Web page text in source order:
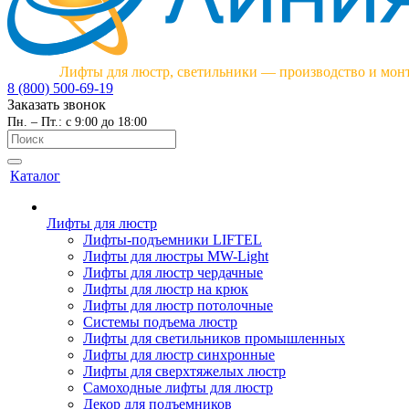
Лифты для люстр, светильники — производство и
8 (800) 500-69-19
Заказать звонок
Пн. – Пт.: с 9:00 до 18:00
Каталог
Лифты для люстр
Лифты-подъемники LIFTEL
Лифты для люстры MW-Light
Лифты для люстр чердачные
Лифты для люстр на крюк
Лифты для люстр потолочные
Системы подъема люстр
Лифты для светильников промышленных
Лифты для люстр синхронные
Лифты для сверхтяжелых люстр
Самоходные лифты для люстр
Декор для подъемников